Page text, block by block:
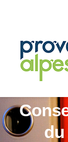
du